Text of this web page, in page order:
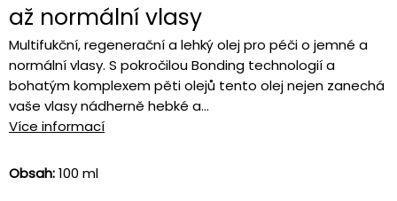
až normální vlasy
Multifukční, regenerační a lehký olej pro péči o jemné a
normální vlasy. S pokročilou Bonding technologií a
bohatým komplexem pěti olejů tento olej nejen zanechá
vaše vlasy nádherně hebké a...
Více informací
Obsah:100 ml